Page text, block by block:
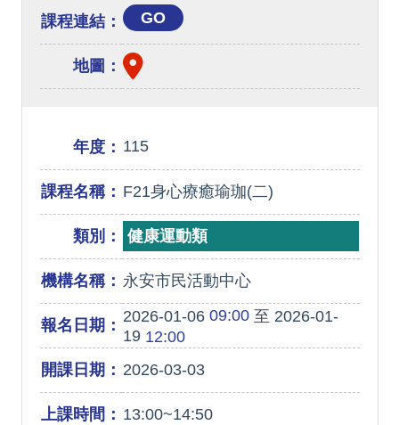
課程連結： GO
地圖：
年度： 115
課程名稱： F21身心療癒瑜珈(二)
類別： 健康運動類
機構名稱： 永安市民活動中心
報名日期： 2026-01-0609:00至 2026-01-
1912:00
開課日期： 2026-03-03
上課時間： 13:00~14:50